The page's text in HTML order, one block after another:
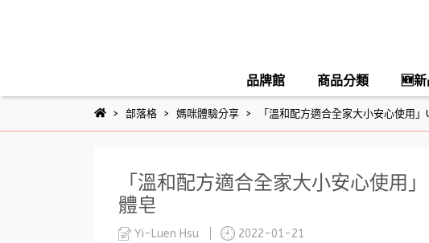
品牌館 商品分類 🆕
部落格 媽咪體驗分享 「溫和配方適合全家大小安心使用
「溫和配方適合全家大小安心使用
體皂
Yi-Luen Hsu 2022-01-21